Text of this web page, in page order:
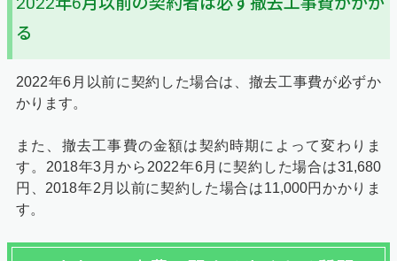
る
2022年6月以前に契約した場合は、撤去工事費が必ずか
かります。
また、撤去工事費の金額は契約時期によって変わりま
す。2018年3月から2022年6月に契約した場合は31,680
円、2018年2月以前に契約した場合は11,000円かかりま
す。